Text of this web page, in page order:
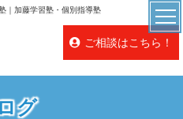
｜加藤学習塾・個別指導塾
ご相談はこちら！
グ